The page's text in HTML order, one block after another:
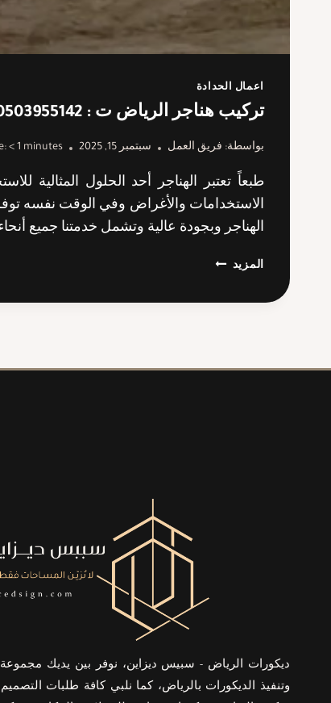
اعمال الحدادة
تركيب هناجر الرياض ت : 0503955142 بناء مستودعات هناجر الرياض
بواسطة: فريق العمل سبتمبر 15, 2025 < 1 minutes
طبعاً تعتبر الهناجر أحد الحلول
الاستخدامات والأغراض وفي الوقت نفسه
الهناجر وبجودة عالية وتشمل خدمتنا جميع
المزيد تركيب
بناء
ديكورات الرياض - سبيس ديزاين، نوفر بين يديك
وتنفيذ الديكورات بالرياض، كما نلبي كافة طلبات